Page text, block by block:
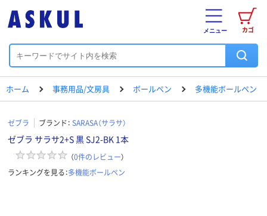
カゴ
メニュー
ホーム 事務用品/文房具 ボールペン 多機能ボールペン
ゼブラ ブランド： SARASA（サラサ）
ゼブラ サラサ2+S 黒 SJ2-BK 1本
（0件のレビュー）
ランキングを見る：多機能ボールペン